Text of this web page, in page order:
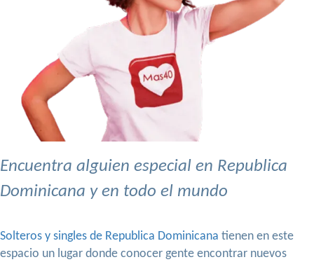
Encuentra alguien especial en Republica
Dominicana y en todo el mundo
Solteros y singles de Republica Dominicana tienen en este
espacio un lugar donde conocer gente encontrar nuevos